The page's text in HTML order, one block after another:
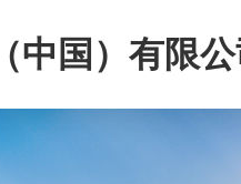
中国）有限